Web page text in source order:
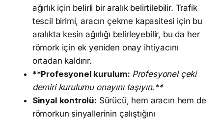
ağırlık için belirli bir aralık belirtilebilir. Trafik
tescil birimi, aracın çekme kapasitesi için bu
aralıkta kesin ağırlığı belirleyebilir, bu da her
römork için ek yeniden onay ihtiyacını
ortadan kaldırır.
**Profesyonel kurulum: Profesyonel çeki
demiri kurulumu onayını taşıyın.**
Sinyal kontrolü: Sürücü, hem aracın hem de
römorkun sinyallerinin çalıştığını